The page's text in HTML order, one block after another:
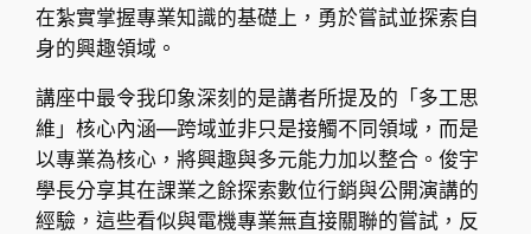
在紮實掌握專業知識的基礎上，勇於嘗試並探索自
身的興趣領域。
講座中最令我印象深刻的是講者所提及的「多工思
維」核心內涵—跨域並非只是接觸不同領域，而是
以專業為核心，將興趣與多元能力加以整合。俊宇
學長分享其在課業之餘探索數位行銷與公開演講的
經驗，這些看似與電機專業無直接關聯的嘗試，反